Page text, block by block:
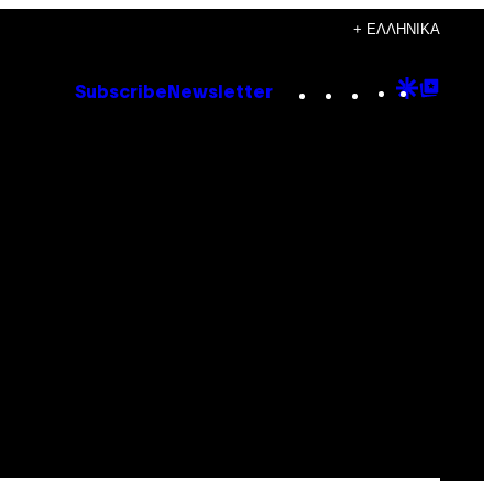
+ ΕΛΛΗΝΙΚΆ
Subscribe Newsletter Instagram
TikTok
YouTube
Google